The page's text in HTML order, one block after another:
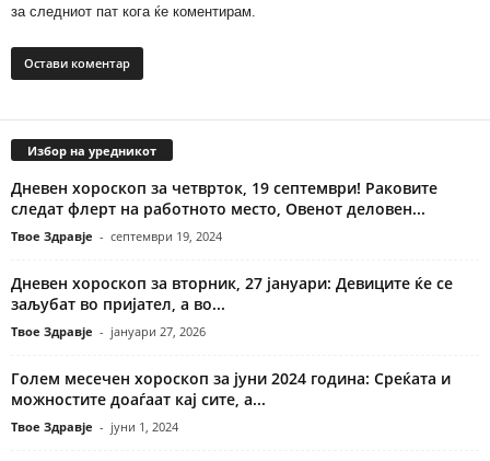
за следниот пат кога ќе коментирам.
Избор на уредникот
Дневен хороскоп за четврток, 19 септември! Раковите
следат флерт на работното место, Овенот деловен...
Твое Здравје - септември 19, 2024
Дневен хороскоп за вторник, 27 јануари: Девиците ќе се
заљубат во пријател, а во...
Твое Здравје - јануари 27, 2026
Голем месечен хороскоп за јуни 2024 година: Среќата и
можностите доаѓаат кај сите, а...
Твое Здравје - јуни 1, 2024